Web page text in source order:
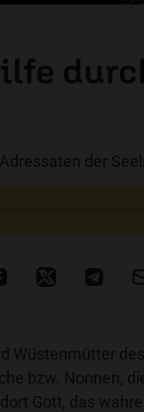
der
Wüstenmütter
bzw. Nonnen,
Gott, das